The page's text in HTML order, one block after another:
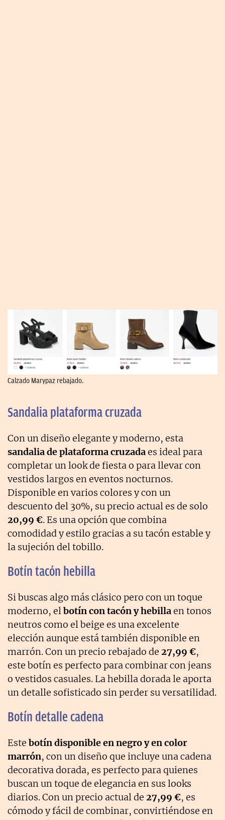
Calzado Marypaz rebajado.
Sandalia plataforma cruzada
Con un diseño elegante y moderno, esta
sandalia de plataforma cruzadaes ideal para
completar un look de fiesta o para llevar con
vestidos largos en eventos nocturnos.
Disponible en varios colores y con un
descuento del 30%, su precio actual es de solo
20,99 €. Es una opción que combina
comodidad y estilo gracias a su tacón estable y
la sujeción del tobillo.
Botín tacón hebilla
Si buscas algo más clásico pero con un toque
moderno, elbotín con tacón y hebillaen tonos
neutros como el beige es una excelente
elección aunque está también disponible en
marrón. Con un precio rebajado de 27,99 €,
este botín es perfecto para combinar con jeans
o vestidos casuales. La hebilla dorada le aporta
un detalle sofisticado sin perder su versatilidad.
Botín detalle cadena
Este botín disponible en negro y en color
marrón, con un diseño que incluye una cadena
decorativa dorada, es perfecto para quienes
buscan un toque de elegancia en sus looks
diarios. Con un precio actual de 27,99 €, es
cómodo y fácil de combinar, convirtiéndose en